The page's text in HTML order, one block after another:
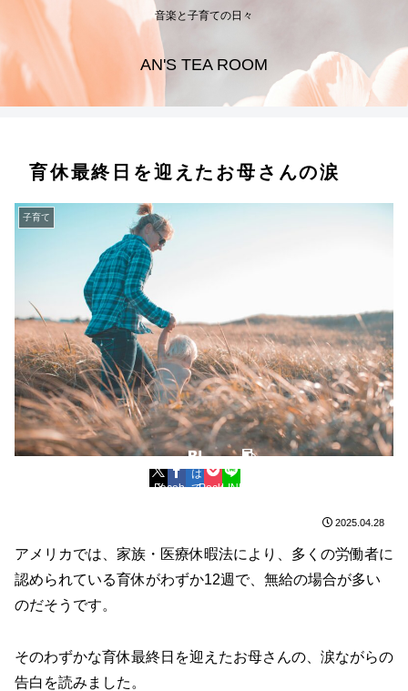
音楽と子育ての日々
AN'S TEA ROOM
育休最終日を迎えたお母さんの涙
子育て
X
Facebook
は
てPocketLINE
2025.04.28
アメリカでは、家族・医療休暇法により、多くの労働者に
認められている育休がわずか12週で、無給の場合が多い
のだそうです。
そのわずかな育休最終日を迎えたお母さんの、涙ながらの
告白を読みました。